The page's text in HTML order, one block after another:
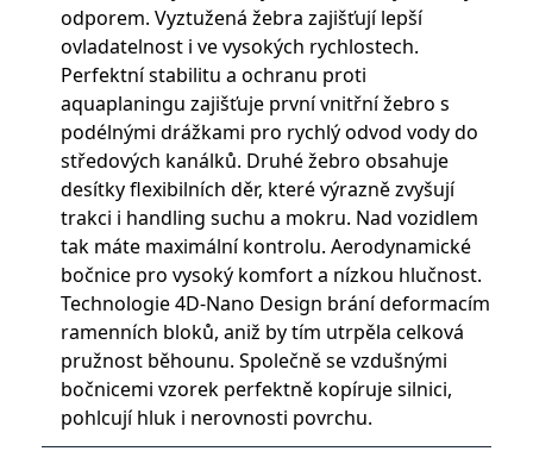
odporem. Vyztužená žebra zajišťují lepší
ovladatelnost i ve vysokých rychlostech.
Perfektní stabilitu a ochranu proti
aquaplaningu zajišťuje první vnitřní žebro s
podélnými drážkami pro rychlý odvod vody do
středových kanálků. Druhé žebro obsahuje
desítky flexibilních děr, které výrazně zvyšují
trakci i handling suchu a mokru. Nad vozidlem
tak máte maximální kontrolu. Aerodynamické
bočnice pro vysoký komfort a nízkou hlučnost.
Technologie 4D-Nano Design brání deformacím
ramenních bloků, aniž by tím utrpěla celková
pružnost běhounu. Společně se vzdušnými
bočnicemi vzorek perfektně kopíruje silnici,
pohlcují hluk i nerovnosti povrchu.